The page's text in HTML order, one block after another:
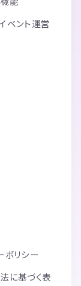
ベント運営
ポリシー
に基づく表